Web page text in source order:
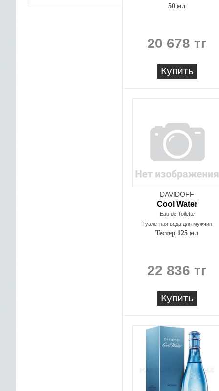
50 мл
20 678 тг
Купить
DAVIDOFF
Cool Water
Eau de Toilette
Туалетная вода для мужчин
Тестер 125 мл
22 836 тг
Купить